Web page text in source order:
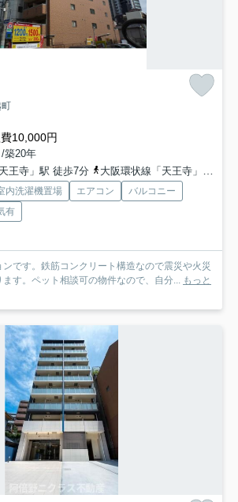
町
10,000円
築20年
王寺」駅 徒歩7分
大阪環状線「天王寺」駅 徒歩7分
内洗濯機置場 エアコン
バルコニー
有
です。鉄筋コンクリート構造なので震災や火災
す。ペット相談可の物件なので、自分... もっと